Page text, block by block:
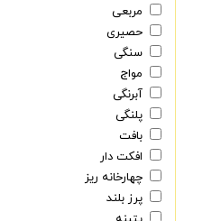
مربعی
حصیری
سنگی
مواج
آبرنگی
پلنگی
بافت
افکت دار
چهارخانه ریز
پرز بلند